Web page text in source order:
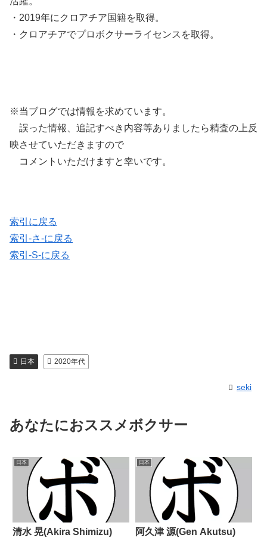
・2019年にクロアチア国籍を取得。
・クロアチアでプロボクサーライセンスを取得。
※当ブログでは情報を求めています。
誤った情報、追記すべき内容等ありましたら精査の上反
映させていただきますので
コメントいただけますと幸いです。
索引に戻る
索引-さ-に戻る
索引-S-に戻る
日本 2020年代
seki
あなたにおススメボクサー
日本
清水 晃(Akira Shimizu)
日本
阿久津 源(Gen Akutsu)